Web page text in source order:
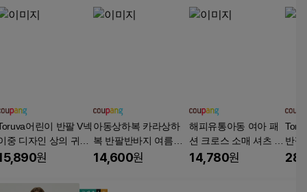
어린이 반팔 V넥
중 디자인 상의 귀여
버튼 장식14세 이상
원
아동상하복 카라상하
복 반팔반바지 여름상
하복
14,600원
해피유통아동 여아 패
션 크로스 소매 셔츠 상
큼한 귀여운 디자인14
14,780원
반팔
리본